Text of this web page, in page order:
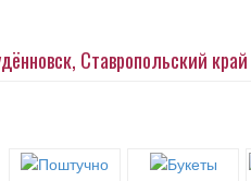
Ставропольский край